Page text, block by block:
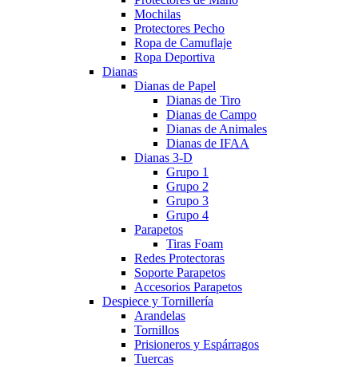
Mochilas
Protectores Pecho
Ropa de Camuflaje
Ropa Deportiva
Dianas
Dianas de Papel
Dianas de Tiro
Dianas de Campo
Dianas de Animales
Dianas de IFAA
Dianas 3-D
Grupo 1
Grupo 2
Grupo 3
Grupo 4
Parapetos
Tiras Foam
Redes Protectoras
Soporte Parapetos
Accesorios Parapetos
Despiece y Tornillería
Arandelas
Tornillos
Prisioneros y Espárragos
Tuercas